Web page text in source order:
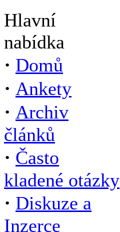
Hlavní
nabídka
· Domů
· Ankety
· Archiv
článků
· Často
kladené otázky
· Diskuze a
Inzerce